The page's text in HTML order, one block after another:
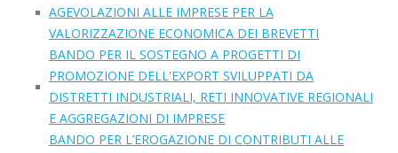
AGEVOLAZIONI ALLE IMPRESE PER LA
VALORIZZAZIONE ECONOMICA DEI BREVETTI
BANDO PER IL SOSTEGNO A PROGETTI DI
PROMOZIONE DELL'EXPORT SVILUPPATI DA
DISTRETTI INDUSTRIALI, RETI INNOVATIVE REGIONALI
E AGGREGAZIONI DI IMPRESE
BANDO PER L’EROGAZIONE DI CONTRIBUTI ALLE